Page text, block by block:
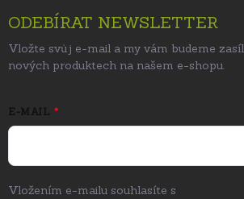
ODEBÍRAT NEWSLETTER
Vložte svůj e-mail a my vám budeme
nových produktech na našem e-shopu.
E-MAIL
Vložením e-mailu souhlasíte s